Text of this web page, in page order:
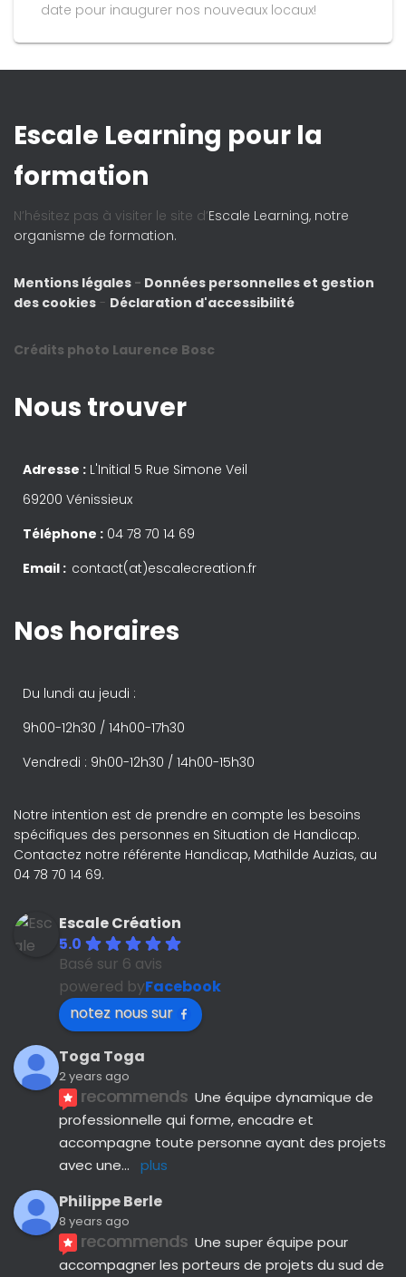
date pour inaugurer nos nouveaux locaux!
Escale Learning pour la
formation
N’hésitez pas à visiter le site d’Escale Learning, notre
organisme de formation.
Mentions légales - Données personnelles et gestion
des cookies - Déclaration d'accessibilité
Crédits photo Laurence Bosc
Nous trouver
Adresse : L'Initial 5 Rue Simone Veil
69200 Vénissieux
Téléphone : 04 78 70 14 69
Email : contact(at)escalecreation.fr
Nos horaires
Du lundi au jeudi :
9h00-12h30 / 14h00-17h30
Vendredi : 9h00-12h30 / 14h00-15h30
Notre intention est de prendre en compte les besoins
spécifiques des personnes en Situation de Handicap.
Contactez notre référente Handicap, Mathilde Auzias, au
04 78 70 14 69.
Escale Création
5.0
Basé sur 6 avis
powered byFacebook
notez nous sur
Toga Toga
2 years ago
recommends Une équipe dynamique de
professionnelle qui forme, encadre et
accompagne toute personne ayant des projets
avec une... plus
Philippe Berle
8 years ago
recommends Une super équipe pour
accompagner les porteurs de projets du sud de